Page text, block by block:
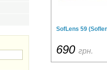
SofLens 59
690 грн.